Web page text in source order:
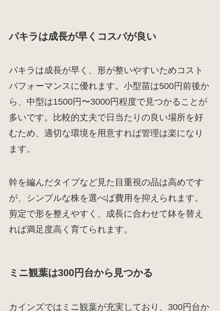
パキラは成長が早くコスパが良い
パキラは成長が早く、形が整いやすいためコスト
パフォーマンスに優れます。小型苗は500円前後か
ら、中型は1500円〜3000円程度で見つかることが
多いです。比較的丈夫で日当たりの良い場所を好
むため、適切な環境を用意すれば管理は楽になり
ます。
幹を編んだタイプなど見た目重視の品は高めです
が、シンプルな株を選べば費用を抑えられます。
剪定で形を整えやすく、成長に合わせて鉢を替え
れば満足度高く育てられます。
ミニ観葉は300円台から見つかる
カインズではミニ観葉が充実しており、300円台か